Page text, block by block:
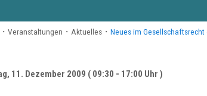
・ Veranstaltungen ・ Aktuelles ・ Neues im Gesellschaftsrecht
11. Dezember 2009 ( 09:30 - 17:00 Uhr )